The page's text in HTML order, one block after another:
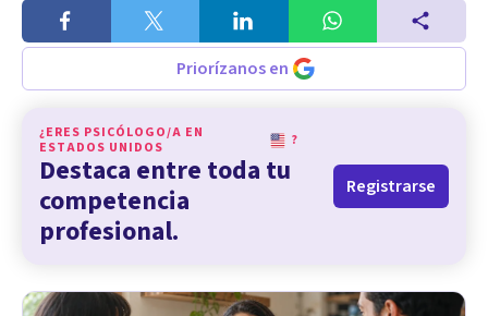
Priorízanos en
¿ERES PSICÓLOGO/A EN
ESTADOS UNIDOS
?
Destaca entre toda tu
competencia
profesional.
Registrarse